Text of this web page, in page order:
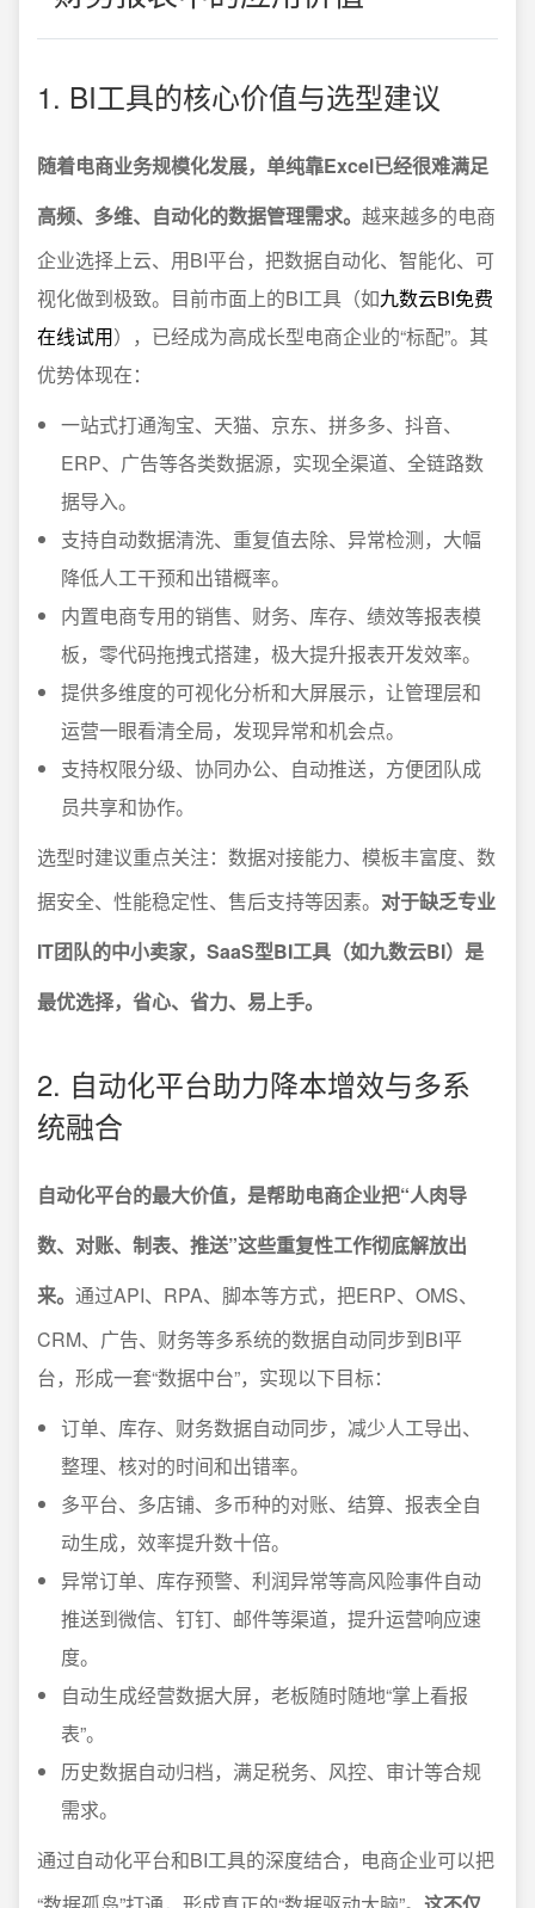
1. BI工具的核心价值与选型建议
随着电商业务规模化发展，单纯靠Excel已经很难满足
高频、多维、自动化的数据管理需求。 越来越多的电商
企业选择上云、用BI平台，把数据自动化、智能化、可
视化做到极致。目前市面上的BI工具（如九数云BI免费
在线试用），已经成为高成长型电商企业的“标配”。其
优势体现在：
一站式打通淘宝、天猫、京东、拼多多、抖音、
ERP、广告等各类数据源，实现全渠道、全链路数
据导入。
支持自动数据清洗、重复值去除、异常检测，大幅
降低人工干预和出错概率。
内置电商专用的销售、财务、库存、绩效等报表模
板，零代码拖拽式搭建，极大提升报表开发效率。
提供多维度的可视化分析和大屏展示，让管理层和
运营一眼看清全局，发现异常和机会点。
支持权限分级、协同办公、自动推送，方便团队成
员共享和协作。
选型时建议重点关注：数据对接能力、模板丰富度、数
据安全、性能稳定性、售后支持等因素。 对于缺乏专业
IT团队的中小卖家，SaaS型BI工具（如九数云BI）是
最优选择，省心、省力、易上手。
2. 自动化平台助力降本增效与多系
统融合
自动化平台的最大价值，是帮助电商企业把“人肉导
数、对账、制表、推送”这些重复性工作彻底解放出
来。 通过API、RPA、脚本等方式，把ERP、OMS、
CRM、广告、财务等多系统的数据自动同步到BI平
台，形成一套“数据中台”，实现以下目标：
订单、库存、财务数据自动同步，减少人工导出、
整理、核对的时间和出错率。
多平台、多店铺、多币种的对账、结算、报表全自
动生成，效率提升数十倍。
异常订单、库存预警、利润异常等高风险事件自动
推送到微信、钉钉、邮件等渠道，提升运营响应速
度。
自动生成经营数据大屏，老板随时随地“掌上看报
表”。
历史数据自动归档，满足税务、风控、审计等合规
需求。
通过自动化平台和BI工具的深度结合，电商企业可以把